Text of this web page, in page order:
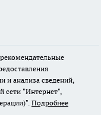
и анализа сведений,
сети "Интернет",
Подробнее